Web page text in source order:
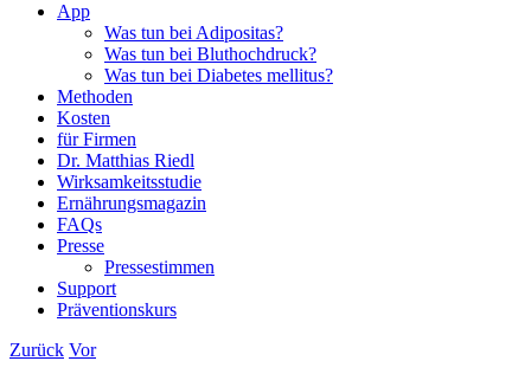
App
Was tun bei Adipositas?
Was tun bei Bluthochdruck?
Was tun bei Diabetes mellitus?
Methoden
Kosten
für Firmen
Dr. Matthias Riedl
Wirksamkeitsstudie
Ernährungsmagazin
FAQs
Presse
Pressestimmen
Support
Präventionskurs
Zurück Vor